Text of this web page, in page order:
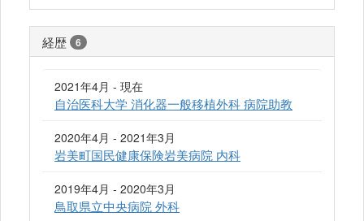
経歴 6
2021年4月 - 現在
自治医科大学 消化器一般移植外科 病院助教
2020年4月 - 2021年3月
岩美町国民健康保険岩美病院 内科
2019年4月 - 2020年3月
鳥取県立中央病院 外科